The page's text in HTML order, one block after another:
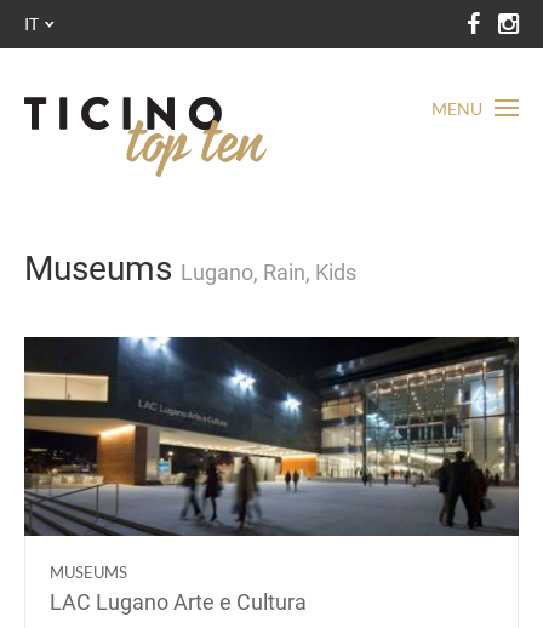
MENU
IT
Museums Lugano, Rain, Kids
MUSEUMS
LAC Lugano Arte e Cultura